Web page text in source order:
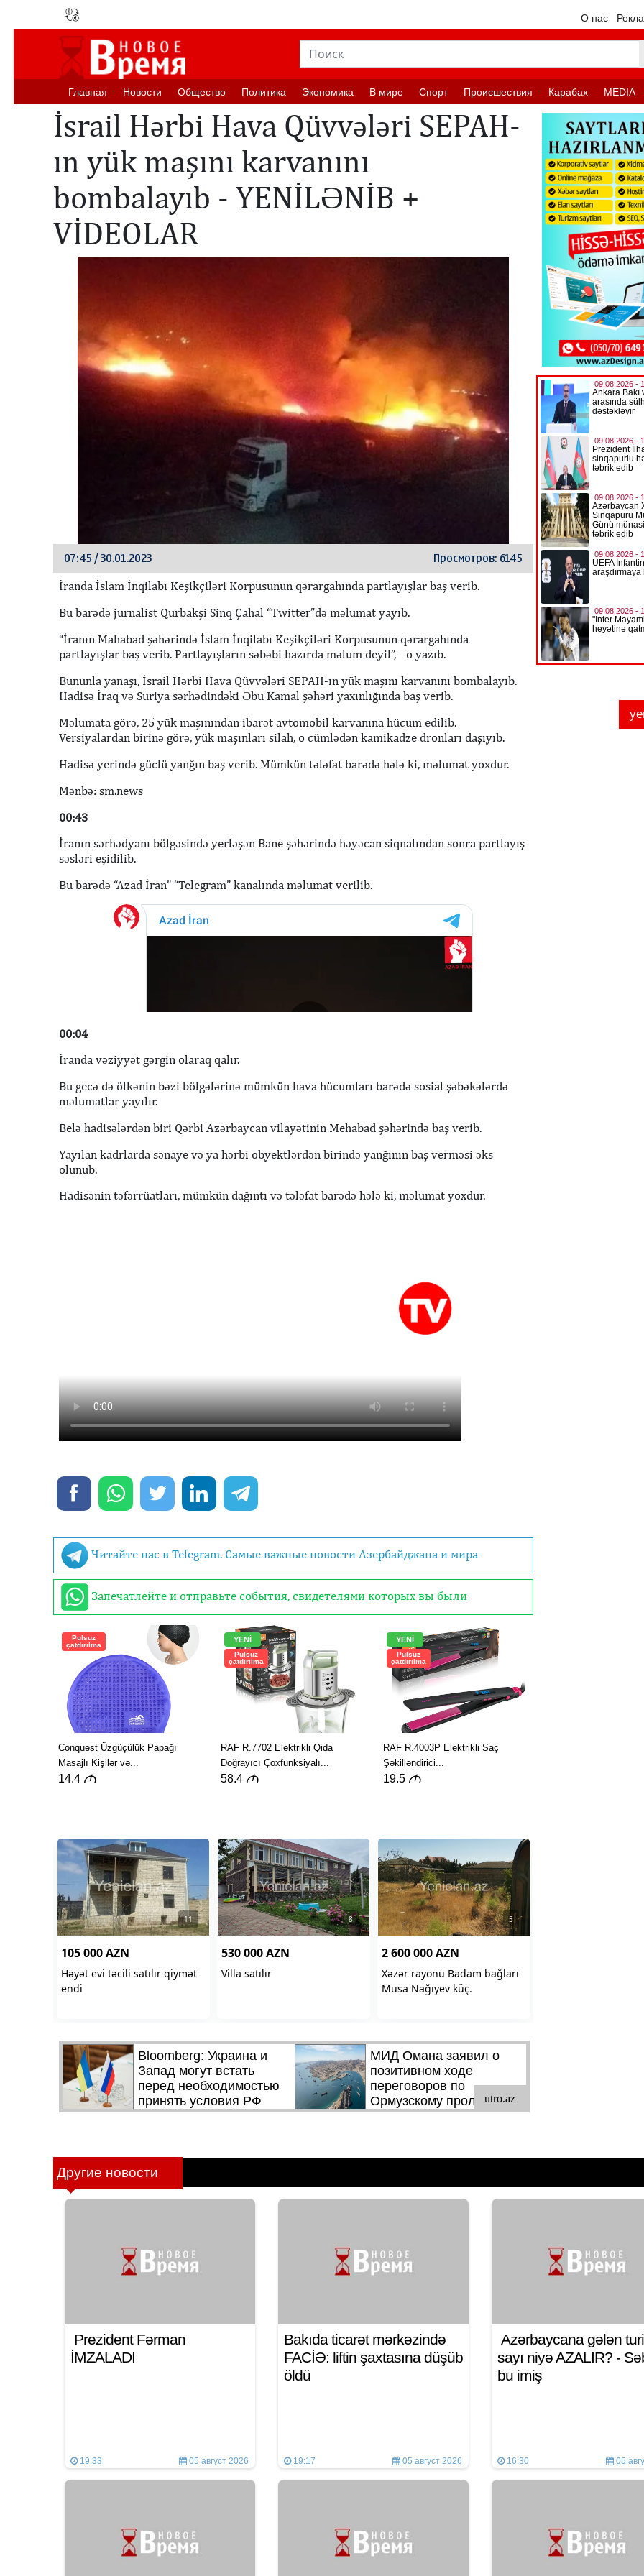
О нас
Главная Новости Oбщество Политика Экономика В мире Спорт Происшествия Карабах MEDIA
İsrail Hərbi Hava Qüvvələri SEPAH-
ın yük maşını karvanını
bombalayıb - YENİLƏNİB +
VİDEOLAR
07:45 / 30.01.2023 Просмотров: 6145
İranda İslam İnqilabı Keşikçiləri Korpusunun qərargahında partlayışlar baş verib.
Bu barədə jurnalist Qurbakşi Sinq Çahal “Twitter”də məlumat yayıb.
“İranın Mahabad şəhərində İslam İnqilabı Keşikçiləri Korpusunun qərargahında
partlayışlar baş verib. Partlayışların səbəbi hazırda məlum deyil”, - o yazıb.
Bununla yanaşı, İsrail Hərbi Hava Qüvvələri SEPAH-ın yük maşını karvanını bombalayıb.
Hadisə İraq və Suriya sərhədindəki Əbu Kamal şəhəri yaxınlığında baş verib.
Məlumata görə, 25 yük maşınından ibarət avtomobil karvanına hücum edilib.
Versiyalardan birinə görə, yük maşınları silah, o cümlədən kamikadze dronları daşıyıb.
Hadisə yerində güclü yanğın baş verib. Mümkün tələfat barədə hələ ki, məlumat yoxdur.
Mənbə: sm.news
00:43
İranın sərhədyanı bölgəsində yerləşən Bane şəhərində həyəcan siqnalından sonra partlayış
səsləri eşidilib.
Bu barədə “Azad İran” “Telegram” kanalında məlumat verilib.
00:04
İranda vəziyyət gərgin olaraq qalır.
Bu gecə də ölkənin bəzi bölgələrinə mümkün hava hücumları barədə sosial şəbəkələrdə
məlumatlar yayılır.
Belə hadisələrdən biri Qərbi Azərbaycan vilayətinin Mehabad şəhərində baş verib.
Yayılan kadrlarda sənaye və ya hərbi obyektlərdən birində yanğının baş verməsi əks
olunub.
Hadisənin təfərrüatları, mümkün dağıntı və tələfat barədə hələ ki, məlumat yoxdur.
Читайте нас в Telegram. Самые важные новости Азербайджана и мира
Запечатлейте и отправьте события, свидетелями которых вы были
Другие новости
Prezident Fərman
İMZALADI
19:33 05 август 2026
Bakıda ticarət mərkəzində
FACİƏ: liftin şaxtasına düşüb
öldü
19:17 05 август 2026
Azərbaycana gələn
sayı niyə AZALIR? -
bu imiş
16:30 05